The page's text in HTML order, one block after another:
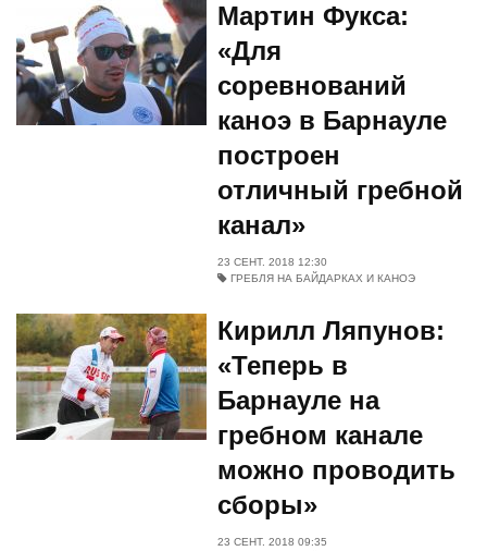
Мартин Фукса:
«Для
соревнований
каноэ в Барнауле
построен
отличный гребной
канал»
23 СЕНТ. 2018 12:30
ГРЕБЛЯ НА БАЙДАРКАХ И КАНОЭ
Кирилл Ляпунов:
«Теперь в
Барнауле на
гребном канале
можно проводить
сборы»
23 СЕНТ. 2018 09:35